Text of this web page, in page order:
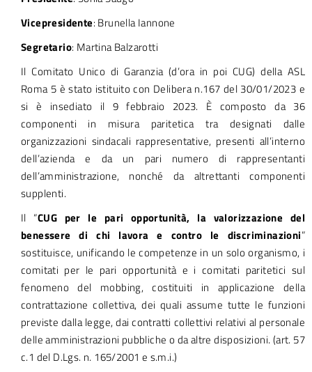
Vicepresidente: Brunella Iannone
Segretario: Martina Balzarotti
Il Comitato Unico di Garanzia (d’ora in poi CUG) della ASL
Roma 5 è stato istituito con Delibera n.167 del 30/01/2023 e
si è insediato il 9 febbraio 2023. È composto da 36
componenti in misura paritetica tra designati dalle
organizzazioni sindacali rappresentative, presenti all’interno
dell’azienda e da un pari numero di rappresentanti
dell’amministrazione, nonché da altrettanti componenti
supplenti.
Il “CUG per le pari opportunità, la valorizzazione del
benessere di chi lavora e contro le discriminazioni”
sostituisce, unificando le competenze in un solo organismo, i
comitati per le pari opportunità e i comitati paritetici sul
fenomeno del mobbing, costituiti in applicazione della
contrattazione collettiva, dei quali assume tutte le funzioni
previste dalla legge, dai contratti collettivi relativi al personale
delle amministrazioni pubbliche o da altre disposizioni. (art. 57
c.1 del D.Lgs. n. 165/2001 e s.m.i.)